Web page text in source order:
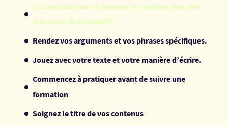
Essayez toujours d’appuyer vos propos avec des
éléments de crédibilité.
Rendez vos arguments et vos phrases spécifiques.
Jouez avec votre texte et votre manière d’écrire.
Commencez à pratiquer avant de suivre une
formation
Soignez le titre de vos contenus